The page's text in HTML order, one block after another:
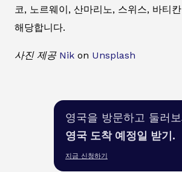
코, 노르웨이, 산마리노, 스위스, 바티
해당합니다.
사진 제공 Nik on Unsplash
영국을 방문하고 둘러
영국 도착 예정일 받기.
지금 신청하기